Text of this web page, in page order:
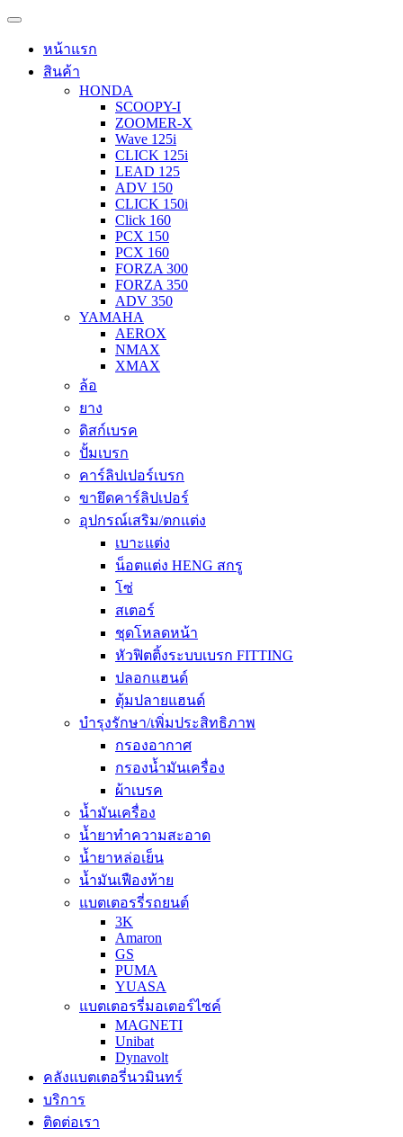
หน้าแรก
สินค้า
HONDA
SCOOPY-I
ZOOMER-X
Wave 125i
CLICK 125i
LEAD 125
ADV 150
CLICK 150i
Click 160
PCX 150
PCX 160
FORZA 300
FORZA 350
ADV 350
YAMAHA
AEROX
NMAX
XMAX
ล้อ
ยาง
ดิสก์เบรค
ปั้มเบรก
คาร์ลิปเปอร์เบรก
ขายึดคาร์ลิปเปอร์
อุปกรณ์เสริม/ตกแต่ง
เบาะแต่ง
น็อตแต่ง HENG สกรู
โซ่
สเตอร์
ชุดโหลดหน้า
หัวฟิตติ้งระบบเบรก FITTING
ปลอกแฮนด์
ตุ้มปลายแฮนด์
บำรุงรักษา/เพิ่มประสิทธิภาพ
กรองอากาศ
กรองน้ำมันเครื่อง
ผ้าเบรค
น้ำมันเครื่อง
น้ำยาทำความสะอาด
น้ำยาหล่อเย็น
น้ำมันเฟืองท้าย
แบตเตอรรี่รถยนต์
3K
Amaron
GS
PUMA
YUASA
แบตเตอรรี่มอเตอร์ไซค์
MAGNETI
Unibat
Dynavolt
คลังแบตเตอรี่นวมินทร์
บริการ
ติดต่อเรา